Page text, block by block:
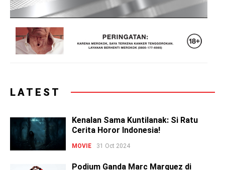
LATEST
Kenalan Sama Kuntilanak: Si Ratu
Cerita Horor Indonesia!
MOVIE 31 Oct 2024
Podium Ganda Marc Marquez di